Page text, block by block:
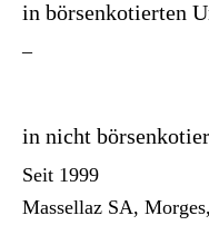
in börsenkotierten
–
in nicht
Seit 1999
Massellaz SA,